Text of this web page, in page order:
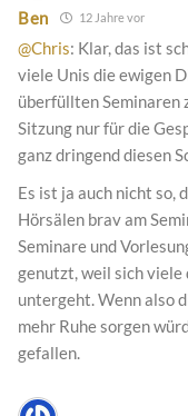
Ben 12 Jahre vor
@Chris: Klar, das ist
viele Unis die ewigen
überfüllten Seminaren
Sitzung nur für die
ganz dringend diesen
Es ist ja auch nicht so,
Hörsälen brav am
Seminare und
genutzt, weil sich viele
untergeht. Wenn also
mehr Ruhe sorgen
gefallen.